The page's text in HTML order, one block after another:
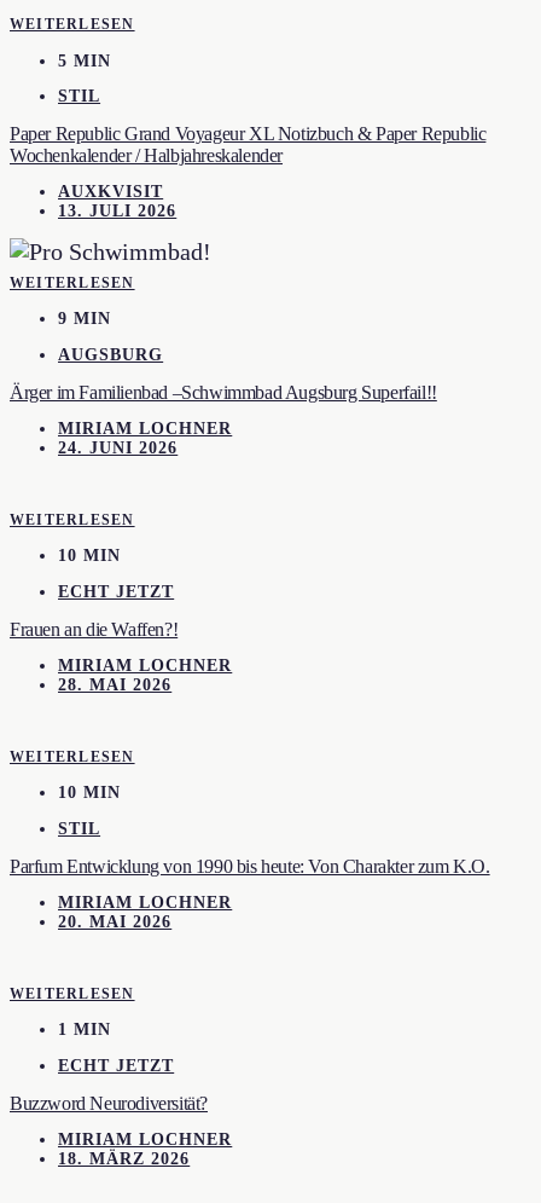
WEITERLESEN
5 MIN
STIL
Paper Republic Grand Voyageur XL Notizbuch & Paper Republic
Wochenkalender / Halbjahreskalender
AUXKVISIT
13. JULI 2026
WEITERLESEN
9 MIN
AUGSBURG
Ärger im Familienbad –Schwimmbad Augsburg Superfail!!
MIRIAM LOCHNER
24. JUNI 2026
WEITERLESEN
10 MIN
ECHT JETZT
Frauen an die Waffen?!
MIRIAM LOCHNER
28. MAI 2026
WEITERLESEN
10 MIN
STIL
Parfum Entwicklung von 1990 bis heute: Von Charakter zum K.O.
MIRIAM LOCHNER
20. MAI 2026
WEITERLESEN
1 MIN
ECHT JETZT
Buzzword Neurodiversität?
MIRIAM LOCHNER
18. MÄRZ 2026